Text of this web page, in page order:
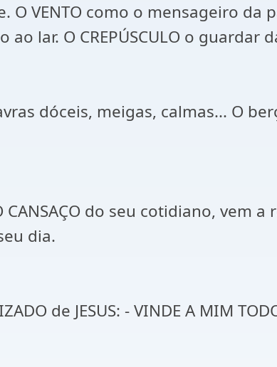
VENTO como o mensageiro da
lar. O CREPÚSCULO o
dóceis, meigas, calmas... O
do seu cotidiano, vem a
dia.
de JESUS: - VINDE A MIM